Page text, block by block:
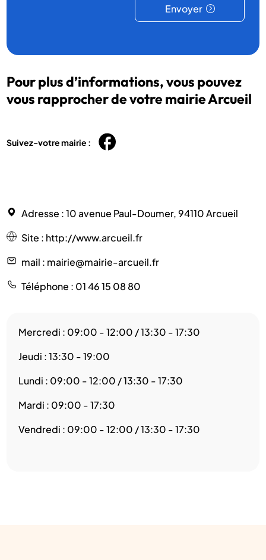
Envoyer
Pour plus d’informations, vous pouvez
vous rapprocher de votre mairie Arcueil
Suivez-votre mairie :
Adresse : 10 avenue Paul-Doumer, 94110 Arcueil
Site : http://www.arcueil.fr
mail : mairie@mairie-arcueil.fr
Téléphone : 01 46 15 08 80
Mercredi : 09:00 - 12:00 / 13:30 - 17:30
Jeudi : 13:30 - 19:00
Lundi : 09:00 - 12:00 / 13:30 - 17:30
Mardi : 09:00 - 17:30
Vendredi : 09:00 - 12:00 / 13:30 - 17:30